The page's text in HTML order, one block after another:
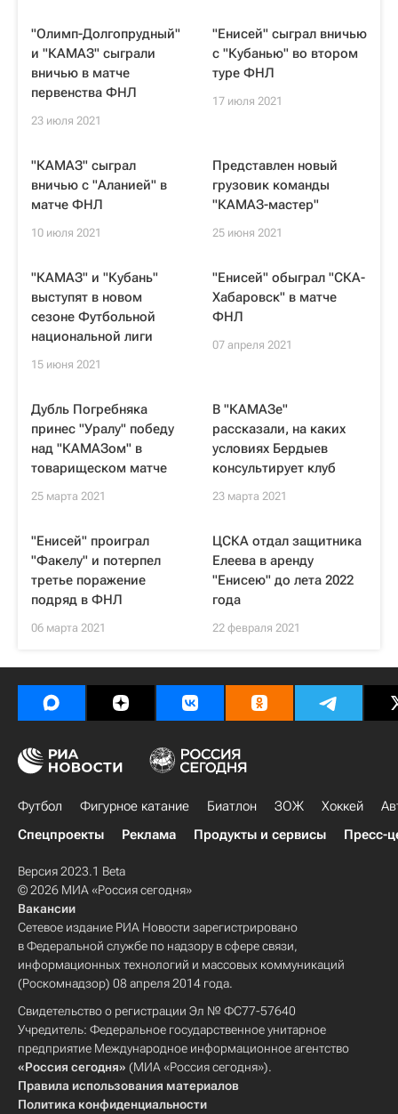
"Олимп-Долгопрудный"
и "КАМАЗ" сыграли
вничью в матче
первенства ФНЛ
23 июля 2021
"Енисей" сыграл вничью
с "Кубанью" во втором
туре ФНЛ
17 июля 2021
"КАМАЗ" сыграл
вничью с "Аланией" в
матче ФНЛ
10 июля 2021
Представлен новый
грузовик команды
"КАМАЗ-мастер"
25 июня 2021
"КАМАЗ" и "Кубань"
выступят в новом
сезоне Футбольной
национальной лиги
15 июня 2021
"Енисей" обыграл "СКА-
Хабаровск" в матче
ФНЛ
07 апреля 2021
Дубль Погребняка
принес "Уралу" победу
над "КАМАЗом" в
товарищеском матче
25 марта 2021
В "КАМАЗе"
рассказали, на каких
условиях Бердыев
консультирует клуб
23 марта 2021
"Енисей" проиграл
"Факелу" и потерпел
третье поражение
подряд в ФНЛ
06 марта 2021
ЦСКА отдал защитника
Елеева в аренду
"Енисею" до лета 2022
года
22 февраля 2021
Футбол Фигурное катание Биатлон ЗОЖ Хоккей
Спецпроекты
Реклама Продукты и сервисы Пресс-
Версия 2023.1 Beta
© 2026 МИА «Россия сегодня»
Вакансии
Сетевое издание РИА Новости зарегистрировано
в Федеральной службе по надзору в сфере связи,
информационных технологий и массовых коммуникаций
(Роскомнадзор) 08 апреля 2014 года.
Свидетельство о регистрации Эл № ФС77-57640
Учредитель: Федеральное государственное унитарное
предприятие Международное информационное агентство
«Россия сегодня» (МИА «Россия сегодня»).
Правила использования материалов
Политика конфиденциальности